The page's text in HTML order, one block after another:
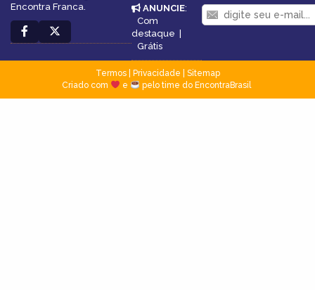
Encontra Franca.
ANUNCIE:
Com
destaque |
Grátis
Termos| Privacidade
Sitemap
Criado com
e pelo time do EncontraBrasil